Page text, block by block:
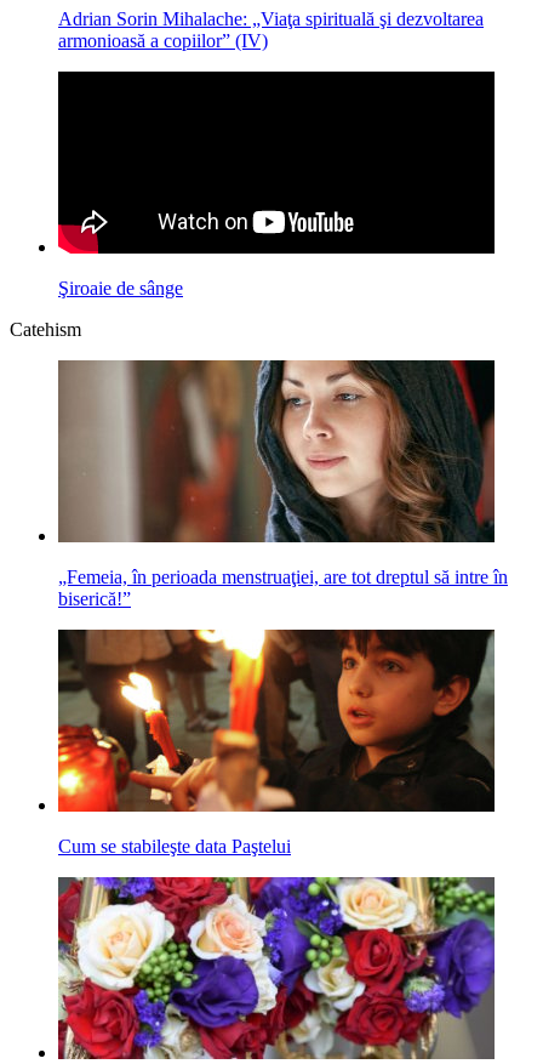
Adrian Sorin Mihalache: „Viaţa spirituală şi dezvoltarea
armonioasă a copiilor” (IV)
Şiroaie de sânge
Catehism
„Femeia, în perioada menstruaţiei, are tot dreptul să intre în
biserică!”
Cum se stabileşte data Paştelui